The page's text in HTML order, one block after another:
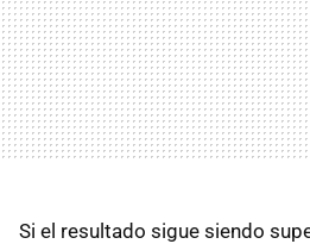
Si el resultado sigue siendo